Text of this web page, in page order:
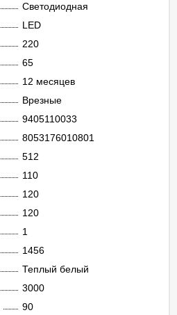
Светодиодная
LED
220
65
12 месяцев
Врезные
9405110033
8053176010801
512
110
120
120
1
1456
Теплый белый
3000
90